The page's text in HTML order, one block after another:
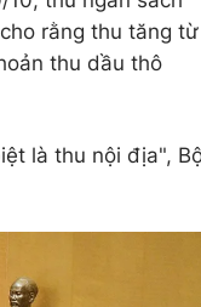
rằng thu tăng từ
thu dầu thô
là thu nội địa",